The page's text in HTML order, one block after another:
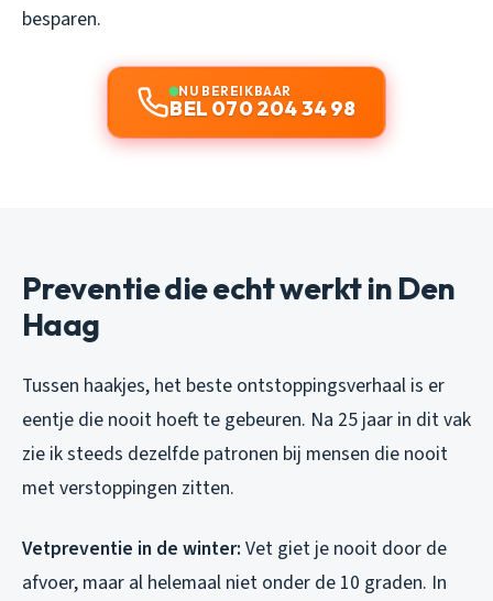
besparen.
NU BEREIKBAAR
BEL 070 204 34 98
Preventie die echt werkt in Den
Haag
Tussen haakjes, het beste ontstoppingsverhaal is er
eentje die nooit hoeft te gebeuren. Na 25 jaar in dit vak
zie ik steeds dezelfde patronen bij mensen die nooit
met verstoppingen zitten.
Vetpreventie in de winter: Vet giet je nooit door de
afvoer, maar al helemaal niet onder de 10 graden. In